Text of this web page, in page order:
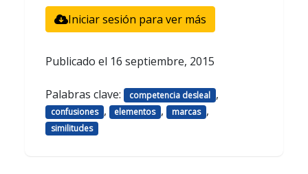
Iniciar sesión para ver más
Publicado el 16 septiembre, 2015
Palabras clave: competencia desleal ,
confusiones , elementos , marcas ,
similitudes